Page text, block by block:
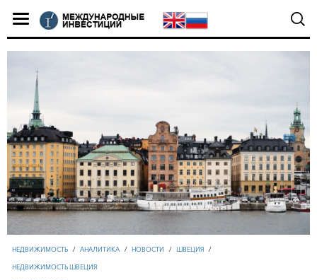
НЕДВИЖИМОСТЬ / АНАЛИТИКА / НОВОСТИ / ШВЕЦИЯ /
НЕДВИЖИМОСТЬ ШВЕЦИЯ